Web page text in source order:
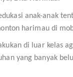
anak-anak
harimau di
di luar kelas
yang banyak